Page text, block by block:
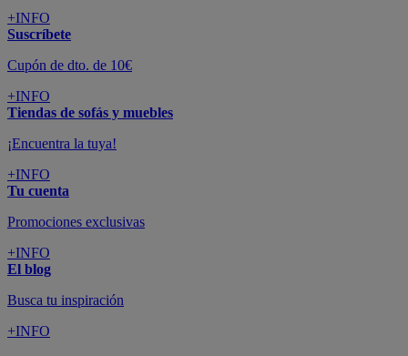
+INFO
Suscríbete
Cupón de dto. de 10€
+INFO
Tiendas de sofás y muebles
¡Encuentra la tuya!
+INFO
Tu cuenta
Promociones exclusivas
+INFO
El blog
Busca tu inspiración
+INFO